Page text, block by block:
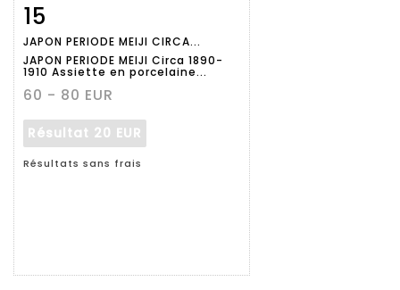
détaillée
15
JAPON PERIODE MEIJI CIRCA...
JAPON PERIODE MEIJI Circa 1890-
1910 Assiette en porcelaine...
60 - 80 EUR
Résultat 20 EUR
Résultats sans frais